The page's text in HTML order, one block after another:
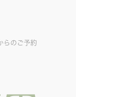
らのご予約